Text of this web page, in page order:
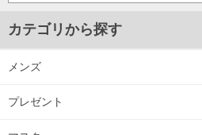
カテゴリから探す
メンズ
プレゼント